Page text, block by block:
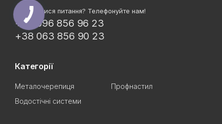
Залишилися питання? Телефонуйте нам!
+38 096 856 96 23
+38 063 856 90 23
Категорії
Металочерепиця
Профнастил
Водостічні системи